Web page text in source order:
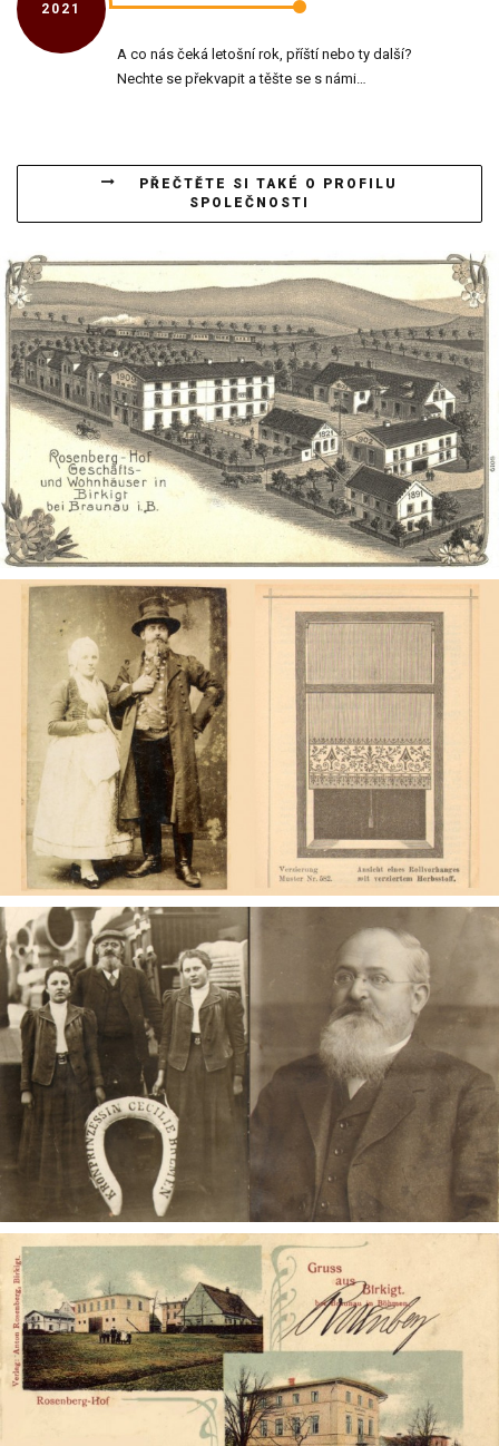
2021
A co nás čeká letošní rok, příští nebo ty další?
Nechte se překvapit a těšte se s námi…
PŘEČTĚTE SI TAKÉ O PROFILU
SPOLEČNOSTI